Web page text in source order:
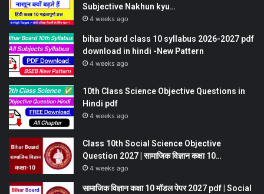
Subjective Nakhun kyu…
4 weeks ago
bihar board class 10 syllabus 2026-2027 pdf
download in hindi -New Pattern
4 weeks ago
10th Class Science Objective Questions in
Hindi pdf
4 weeks ago
Class 10th Social Science Objective
Question 2027 | सामाजिक विज्ञान कक्षा 10…
4 weeks ago
सामाजिक विज्ञान कक्षा 10 मॉडल पेपर 2027 pdf | Social